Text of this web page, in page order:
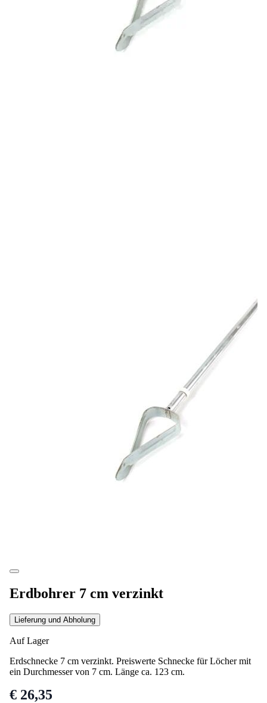
Erdbohrer 7 cm verzinkt
Lieferung und Abholung
Auf Lager
Erdschnecke 7 cm verzinkt. Preiswerte Schnecke für Löcher mit
ein Durchmesser von 7 cm. Länge ca. 123 cm.
€ 26,35